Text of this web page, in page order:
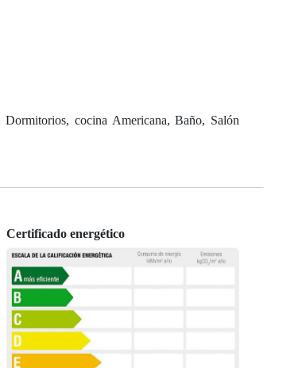
cocina Americana, Baño, Salón
Certificado energético